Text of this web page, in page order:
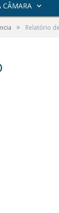
CÂMARA
» Relatório